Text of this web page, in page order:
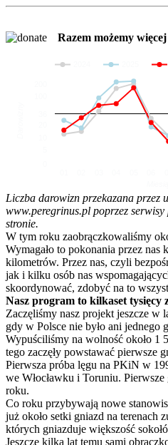
Razem możemy więcej
Liczba darowizn przekazana przez
www.peregrinus.pl poprzez serwisy
stronie.
W tym roku zaobrączkowaliśmy
Wymagało to pokonania przez nas
kilometrów. Przez nas, czyli
jak i kilku osób nas
skoordynować, zdobyć na to
Nasz program to kilkaset tysięcy
Zaczęliśmy nasz projekt jeszcze w
gdy w Polsce nie było ani jednego
Wypuściliśmy na wolność około 1
tego zaczęły powstawać pierwsze
Pierwsza próba lęgu na PKiN w
we Włocławku i Toruniu.
roku.
Co roku przybywają nowe
już około setki gniazd na terenach
których gniazduje większość
Jeszcze kilka lat temu sami